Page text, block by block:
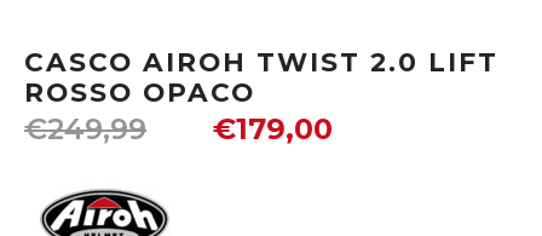
CASCO AIROH TWIST 2.0 LIFT
ROSSO OPACO
€249,99 €179,00